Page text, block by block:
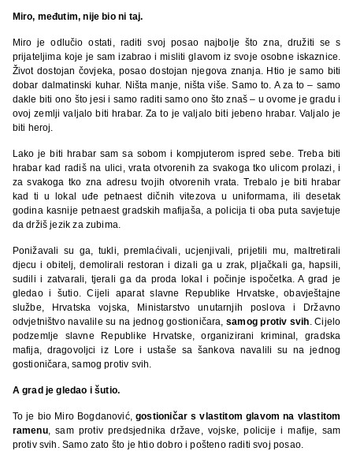
Miro, međutim, nije bio ni taj.
Miro je odlučio ostati, raditi svoj posao najbolje što zna, družiti se s
prijateljima koje je sam izabrao i misliti glavom iz svoje osobne iskaznice.
Život dostojan čovjeka, posao dostojan njegova znanja. Htio je samo biti
dobar dalmatinski kuhar. Ništa manje, ništa više. Samo to. A za to – samo
dakle biti ono što jesi i samo raditi samo ono što znaš – u ovome je gradu i
ovoj zemlji valjalo biti hrabar. Za to je valjalo biti jebeno hrabar. Valjalo je
biti heroj.
Lako je biti hrabar sam sa sobom i kompjuterom ispred sebe. Treba biti
hrabar kad radiš na ulici, vrata otvorenih za svakoga tko ulicom prolazi, i
za svakoga tko zna adresu tvojih otvorenih vrata. Trebalo je biti hrabar
kad ti u lokal uđe petnaest dičnih vitezova u uniformama, ili desetak
godina kasnije petnaest gradskih mafijaša, a policija ti oba puta savjetuje
da držiš jezik za zubima.
Ponižavali su ga, tukli, premlaćivali, ucjenjivali, prijetili mu, maltretirali
djecu i obitelj, demolirali restoran i dizali ga u zrak, pljačkali ga, hapsili,
sudili i zatvarali, tjerali ga da proda lokal i počinje ispočetka. A grad je
gledao i šutio. Cijeli aparat slavne Republike Hrvatske, obavještajne
službe, Hrvatska vojska, Ministarstvo unutarnjih poslova i Državno
odvjetništvo navalile su na jednog gostioničara,samog protiv svih . Cijelo
podzemlje slavne Republike Hrvatske, organizirani kriminal, gradska
mafija, dragovoljci iz Lore i ustaše sa šankova navalili su na jednog
gostioničara, samog protiv svih.
A grad je gledao i šutio.
To je bio Miro Bogdanović,gostioničar s vlastitom glavom na vlastitom
ramenu, sam protiv predsjednika države, vojske, policije i mafije, sam
protiv svih. Samo zato što je htio dobro i pošteno raditi svoj posao.